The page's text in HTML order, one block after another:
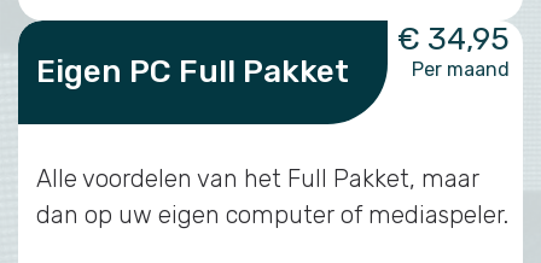
Eigen PC Full Pakket
€ 34,95
Per maand
Alle voordelen van het Full Pakket, maar
dan op uw eigen computer of mediaspeler.